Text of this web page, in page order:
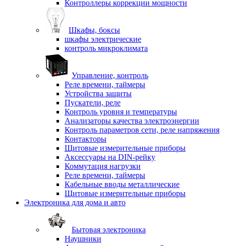
Контроллеры коррекции мощности
Шкафы, боксы
шкафы электрические
контроль микроклимата
Управление, контроль
Реле времени, таймеры
Устройства защиты
Пускатели, реле
Контроль уровня и температуры
Анализаторы качества электроэнергии
Контроль параметров сети, реле напряжения
Контакторы
Щитовые измерительные приборы
Аксессуары на DIN-рейку
Коммутация нагрузки
Реле времени, таймеры
Кабельные вводы металлические
Щитовые измерительные приборы
Электроника для дома и авто
Бытовая электроника
Наушники